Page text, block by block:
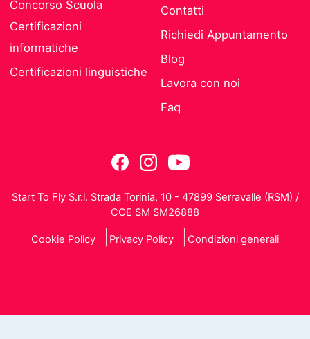
Concorso Scuola
Certificazioni
informatiche
Certificazioni linguistiche
Contatti
Richiedi Appuntamento
Blog
Lavora con noi
Faq
Start To Fly S.r.l. Strada Torinia, 10 - 47899 Serravalle (RSM) /
COE SM SM26888
Cookie Policy Privacy Policy Condizioni generali